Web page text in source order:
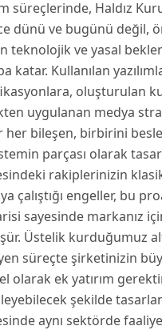
süreçlerinde, Haldız
dünü ve bugünü değil,
teknolojik ve yasal
katar. Kullanılan
oluşturulan
uygulanan medya
her bileşen, birbirini
parçası olarak
rakiplerinizin
çalıştığı engeller, bu
sayesinde markanız
Üstelik kurduğumuz
süreçte şirketinizin
olarak ek yatırım
şekilde
aynı sektörde